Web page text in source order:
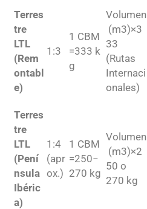
Terres
tre
LTL
(Rem
ontabl
e)
1 :3
1 CBM
=333 k
g
Volumen
(m3)×3
33
(Rutas
Internaci
onales)
Terres
tre
LTL
(Pení
nsula
Ibéric
a)
1 :4
(apr
ox.)
1 CBM
=250−
270 kg
Volumen
(m3)×2
50 o
270 kg